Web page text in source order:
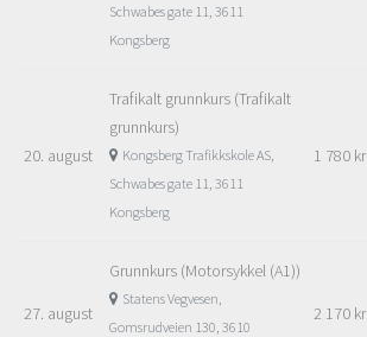
Schwabes gate 11, 3611
Kongsberg
20. august
Trafikalt grunnkurs (Trafikalt
grunnkurs)
Kongsberg Trafikkskole AS,
Schwabes gate 11, 3611
Kongsberg
1 780 kr
27. august
Grunnkurs (Motorsykkel (A1))
Statens Vegvesen,
Gomsrudveien 130, 3610
2 170 kr